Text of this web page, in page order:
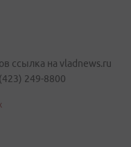
ссылка на vladnews.ru
249-8800